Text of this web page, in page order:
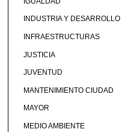
INDUSTRIA Y DESARROLLO
INFRAESTRUCTURAS
JUSTICIA
JUVENTUD
MANTENIMIENTO CIUDAD
MAYOR
MEDIO AMBIENTE